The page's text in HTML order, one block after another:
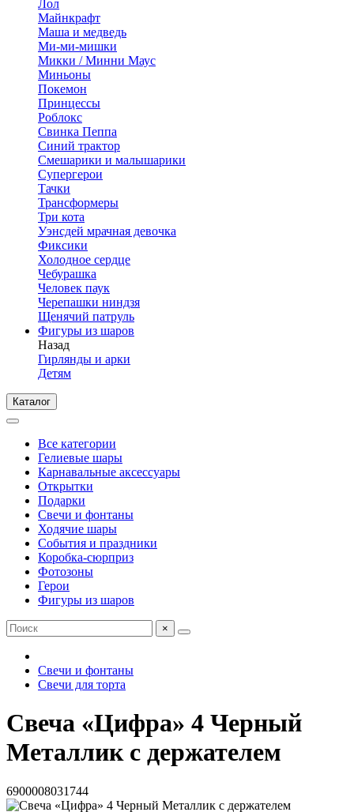
Лол
Майнкрафт
Маша и медведь
Ми-ми-мишки
Микки / Минни Маус
Миньоны
Покемон
Принцессы
Роблокс
Свинка Пеппа
Синий трактор
Смешарики и малышарики
Супергерои
Тачки
Трансформеры
Три кота
Уэнсдей мрачная девочка
Фиксики
Холодное сердце
Чебурашка
Человек паук
Черепашки ниндзя
Щенячий патруль
Фигуры из шаров
Назад
Гирлянды и арки
Детям
Каталог
Все категории
Гелиевые шары
Карнавальные аксессуары
Открытки
Подарки
Свечи и фонтаны
Ходячие шары
События и праздники
Коробка-сюрприз
Фотозоны
Герои
Фигуры из шаров
×
Свечи и фонтаны
Свечи для торта
Свеча «Цифра» 4 Черный
Металлик с держателем
6900008031744